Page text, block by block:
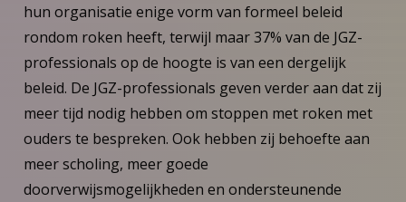
hun organisatie enige vorm van formeel beleid
rondom roken heeft, terwijl maar 37% van de JGZ-
professionals op de hoogte is van een dergelijk
beleid. De JGZ-professionals geven verder aan dat zij
meer tijd nodig hebben om stoppen met roken met
ouders te bespreken. Ook hebben zij behoefte aan
meer scholing, meer goede
doorverwijsmogelijkheden en ondersteunende